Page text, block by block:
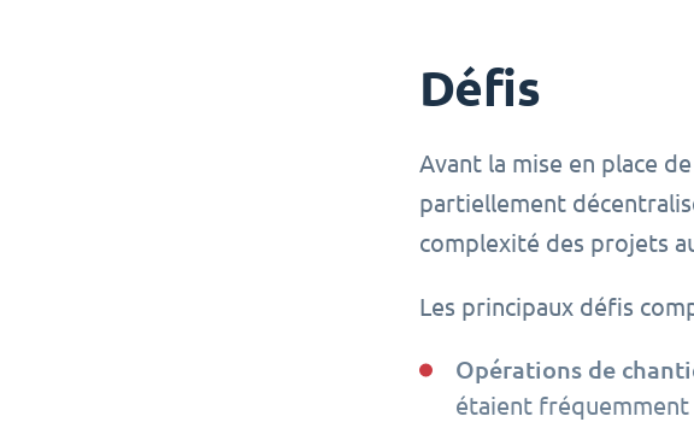
Défis
Avant la mise en place
partiellement
complexité des projets
Les principaux défis
Opérations de
étaient fréquemment